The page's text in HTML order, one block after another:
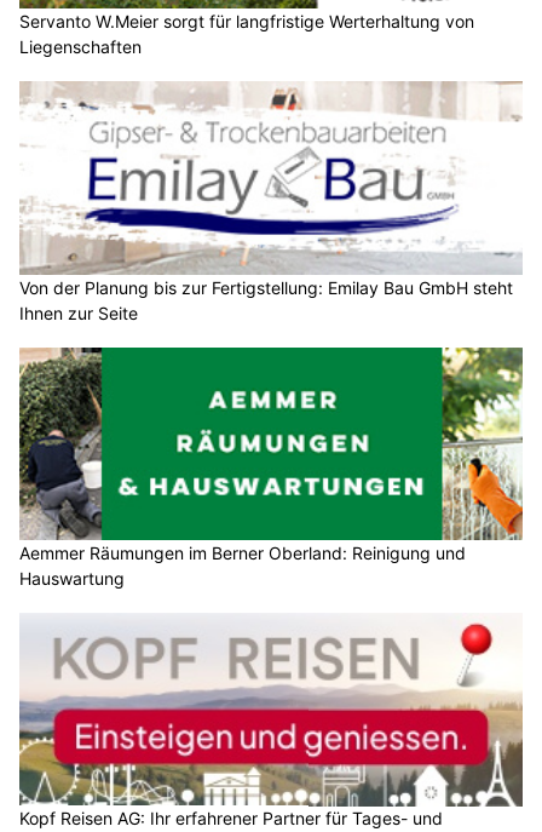
Servanto W.Meier sorgt für langfristige Werterhaltung von
Liegenschaften
Von der Planung bis zur Fertigstellung: Emilay Bau GmbH steht
Ihnen zur Seite
Aemmer Räumungen im Berner Oberland: Reinigung und
Hauswartung
Kopf Reisen AG: Ihr erfahrener Partner für Tages- und